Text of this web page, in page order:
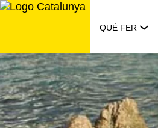
Saltar
QUÈ FER